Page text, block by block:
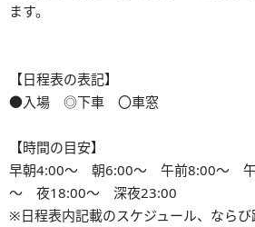
ます。
【日程表の表記】
●入場 ◎下車 〇車窓
【時間の目安】
早朝4:00～ 朝6:00～ 午前8:00～
～ 夜18:00～ 深夜23:00
※⽇程表内記載のスケジュール、なら